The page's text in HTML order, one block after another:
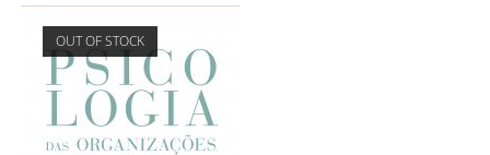
OUT OF STOCK